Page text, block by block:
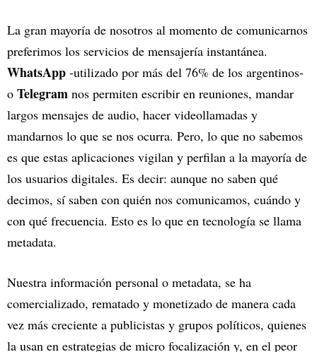
La gran mayoría de nosotros al momento de comunicarnos
preferimos los servicios de mensajería instantánea.
WhatsApp -utilizado por más del 76% de los argentinos-
o Telegram nos permiten escribir en reuniones, mandar
largos mensajes de audio, hacer videollamadas y
mandarnos lo que se nos ocurra. Pero, lo que no sabemos
es que estas aplicaciones vigilan y perfilan a la mayoría de
los usuarios digitales. Es decir: aunque no saben qué
decimos, sí saben con quién nos comunicamos, cuándo y
con qué frecuencia. Esto es lo que en tecnología se llama
metadata.
Nuestra información personal o metadata, se ha
comercializado, rematado y monetizado de manera cada
vez más creciente a publicistas y grupos políticos, quienes
la usan en estrategias de micro focalización y, en el peor